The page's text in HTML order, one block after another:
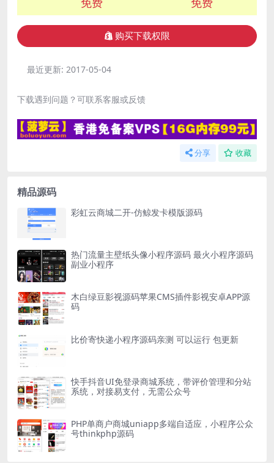
购买下载权限
最近更新: 2017-05-04
下载遇到问题？可联系客服或反馈
分享 收藏
精品源码
彩虹云商城二开-仿鲸发卡模版源码
热门流量主壁纸头像小程序源码 最火小程序源码
副业小程序
木白绿豆影视源码苹果CMS插件影视安卓APP源
码
比价寄快递小程序源码亲测 可以运行 包更新
快手抖音UI免登录商城系统，带评价管理和分站
系统，对接易支付，无需公众号
PHP单商户商城uniapp多端自适应，小程序公众
号thinkphp源码